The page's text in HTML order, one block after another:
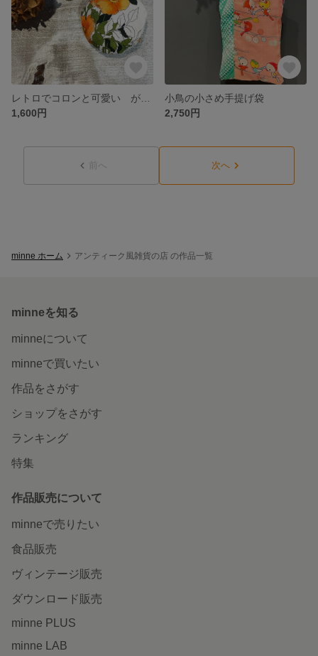
1,600円
小鳥の小さめ手提げ袋
2,750円
前へ 次へ
minne ホーム アンティーク風雑貨の店 の作品一覧
minneを知る
minneについて
minneで買いたい
作品をさがす
ショップをさがす
ランキング
特集
作品販売について
minneで売りたい
食品販売
ヴィンテージ販売
ダウンロード販売
minne PLUS
minne LAB